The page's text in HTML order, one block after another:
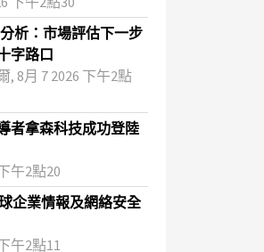
析：市場評估下一步
字路口
, 8月 7 2026 下午2點
者拿森科技成功登陸
午2點20
企業情報及網絡安全
午2點11